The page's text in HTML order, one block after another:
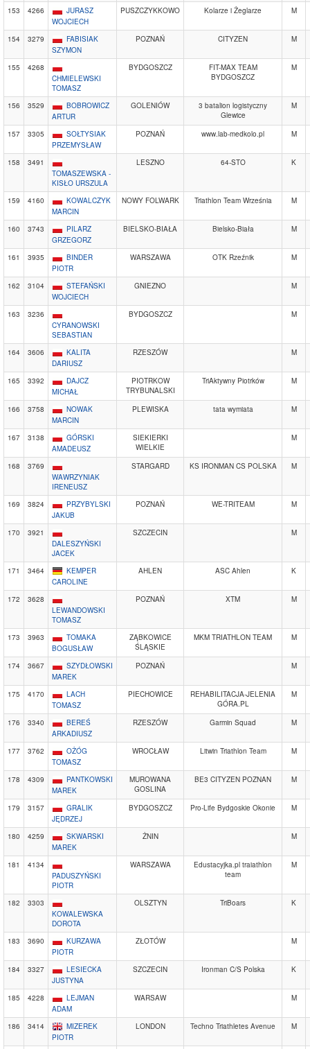
153 4266
JURASZ
WOJCIECH
PUSZCZYKKOWO Kolarze i Żeglarze M
154 3279
FABISIAK
SZYMON
POZNAŃ CITYZEN M
155
4268
CHMIELEWSKI
TOMASZ
BYDGOSZCZ
FIT-MAX TEAM
BYDGOSZCZ
M
156 3529
BOBROWICZ
ARTUR
GOLENIÓW
3 batalion logistyczny
Glewice
M
157 3305
SOŁTYSIAK
PRZEMYSŁAW
POZNAŃ www.lab-medkolo.pl M
158
3491
TOMASZEWSKA -
KISŁO URSZULA
LESZNO 64-STO K
159 4160
KOWALCZYK
MARCIN
NOWY FOLWARK Triathlon Team Września M
160 3743
PILARZ
GRZEGORZ
BIELSKO-BIAŁA Bielsko-Biała M
161 3935
BINDER
PIOTR
WARSZAWA OTK Rzeźnik M
162 3104
STEFAŃSKI
WOJCIECH
GNIEZNO M
163
3236
CYRANOWSKI
SEBASTIAN
BYDGOSZCZ M
164 3606
KALITA
DARIUSZ
RZESZÓW M
165 3392
DAJCZ
MICHAŁ
PIOTRKOW
TRYBUNALSKI
TriAktywny Piotrków M
166 3758
NOWAK
MARCIN
PLEWISKA tata wymiata M
167 3138
GÓRSKI
AMADEUSZ
SIEKIERKI
WIELKIE
M
168
3769
WAWRZYNIAK
IRENEUSZ
STARGARD KS IRONMAN CS POLSKA M
169 3824
PRZYBYLSKI
JAKUB
POZNAŃ WE-TRITEAM M
170
3921
DALESZYŃSKI
JACEK
SZCZECIN M
171 3464
KEMPER
CAROLINE
AHLEN ASC Ahlen K
172
3628
LEWANDOWSKI
TOMASZ
POZNAŃ XTM M
173 3963
TOMAKA
BOGUSŁAW
ZĄBKOWICE
ŚLĄSKIE
MKM TRIATHLON TEAM M
174 3667
SZYDŁOWSKI
MAREK
POZNAŃ M
175 4170
LACH
TOMASZ
PIECHOWICE
REHABILITACJA-JELENIA
GÓRA.PL
M
176 3340
BEREŚ
ARKADIUSZ
RZESZÓW Garmin Squad M
177 3762
OŻÓG
TOMASZ
WROCŁAW Litwin Triathlon Team M
178 4309
PANTKOWSKI
MAREK
MUROWANA
GOSLINA
BE3 CITYZEN POZNAN M
179 3157
GRALIK
JĘDRZEJ
BYDGOSZCZ Pro-Life Bydgoskie Okonie M
180 4259
SKWARSKI
MAREK
ŻNIN M
181
4134
PADUSZYŃSKI
PIOTR
WARSZAWA
Edustacyjka.pl traiathlon
team
M
182
3303
KOWALEWSKA
DOROTA
OLSZTYN TriBoars K
183 3690
KURZAWA
PIOTR
ZŁOTÓW M
184 3327
LESIECKA
JUSTYNA
SZCZECIN Ironman C/S Polska K
185 4228
LEJMAN
ADAM
WARSAW M
186 3414
MIZEREK
PIOTR
LONDON Techno Triathletes Avenue M